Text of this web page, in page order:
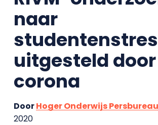
naar
uitgesteld door
corona
DoorHoger Onderwijs Persbureau
2020